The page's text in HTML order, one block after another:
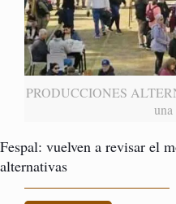
PRODUCCIONES
una
Fespal: vuelven a revisar el
alternativas